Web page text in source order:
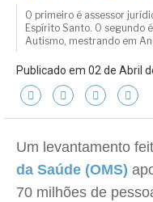
O primeiro é assessor
Espírito Santo. O segundo
Autismo, mestrando em
Publicado em 02 de Abril
Um levantamento
da Saúde (OMS)
70 milhões de